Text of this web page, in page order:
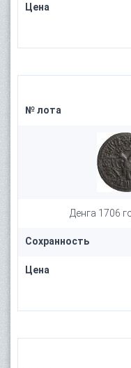
Цена
№ лота
Денга 1706
Сохранность
Цена